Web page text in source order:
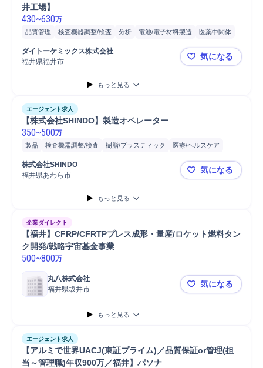
井工場】
430~630万
品質管理 検査機器調整/検査 分析 電池/電子材料製造
医薬中間体
医薬/バイオ素材
医薬
有機合成/無機合成
ダイトーケミックス株式会社
福井県福井市
【ダイトー
気になる
もっと見る
エージェント求人
【株式会社SHINDO】製造オペレーター
350~500万
製品 検査機器調整/検査 樹脂/プラスティック
医療/ヘルスケア
繊維
株式会社SHINDO
福井県あわら市
【株式会社
気になる
もっと見る
企業ダイレクト
【福井】CFRP/CFRTPプレス成形・量産/ロケット燃料タン
ク開発/戦略宇宙基金事業
500~800万
丸八株式会社
福井県坂井市
【福井】
気になる
もっと見る
エージェント求人
【アルミで世界UACJ(東証プライム)／品質保証or管理(担
当～管理職)年収900万／福井】パソナ